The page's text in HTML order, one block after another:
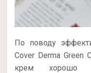
По поводу
Cover Derma Green
крем хорошо